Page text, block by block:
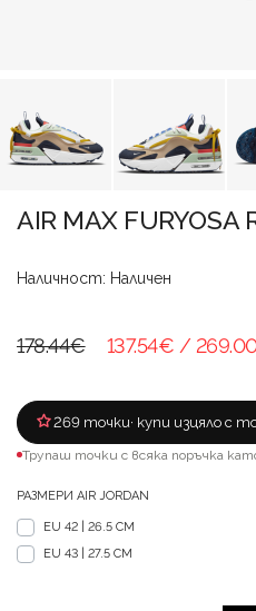
AIR MAX FURYOSA
Наличност: Наличен
178.44€ 137.54€ /
269 точки· купи изцяло с
Трупаш точки с всяка поръчка
РАЗМЕРИ AIR JORDAN
EU 42 | 26.5 CM
EU 43 | 27.5 CM